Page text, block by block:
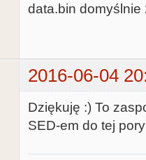
data.bin domyślnie
2016-06-04
Dziękuję :) To
SED-em do tej